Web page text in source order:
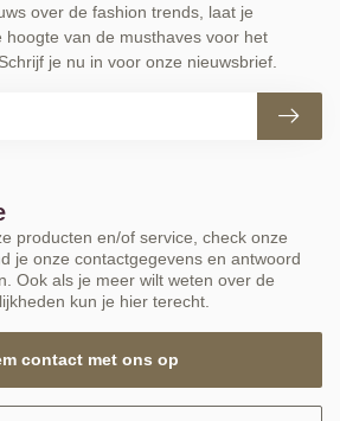
producten en/of service, check onze
je onze contactgegevens en antwoord
Ook als je meer wilt weten over de
kun je hier terecht.
contact met ons op
over de fashion trends, laat je
hoogte van de musthaves voor het
je nu in voor onze nieuwsbrief.